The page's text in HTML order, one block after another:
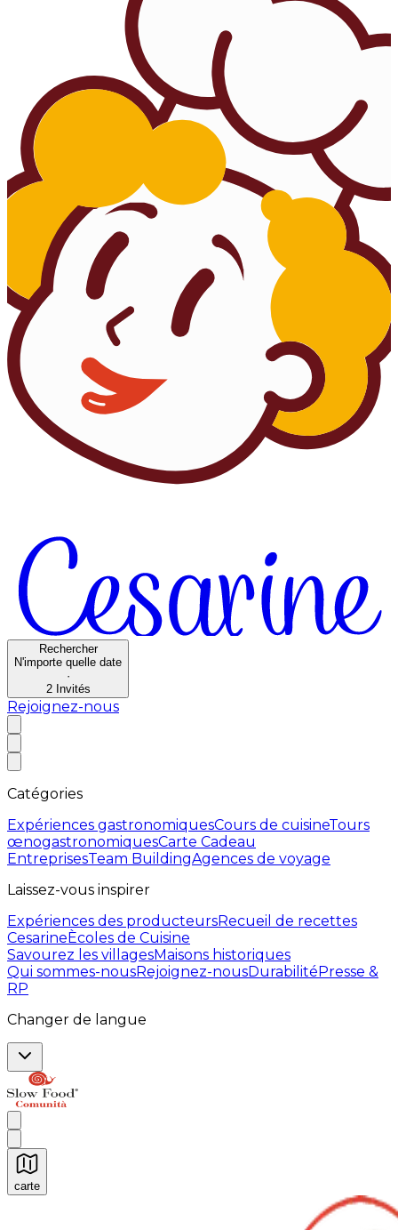
Rechercher
N'importe quelle date
·
2 Invités
Rejoignez-nous
Catégories
Expériences gastronomiquesCours de cuisineTours
œnogastronomiquesCarte Cadeau
EntreprisesTeam BuildingAgences de voyage
Laissez-vous inspirer
Expériences des producteursRecueil de recettes
CesarineÈcoles de Cuisine
Savourez les villagesMaisons historiques
Qui sommes-nousRejoignez-nousDurabilitéPresse &
RP
Changer de langue
carte
Expériences culinaires inoubliables : Expériences